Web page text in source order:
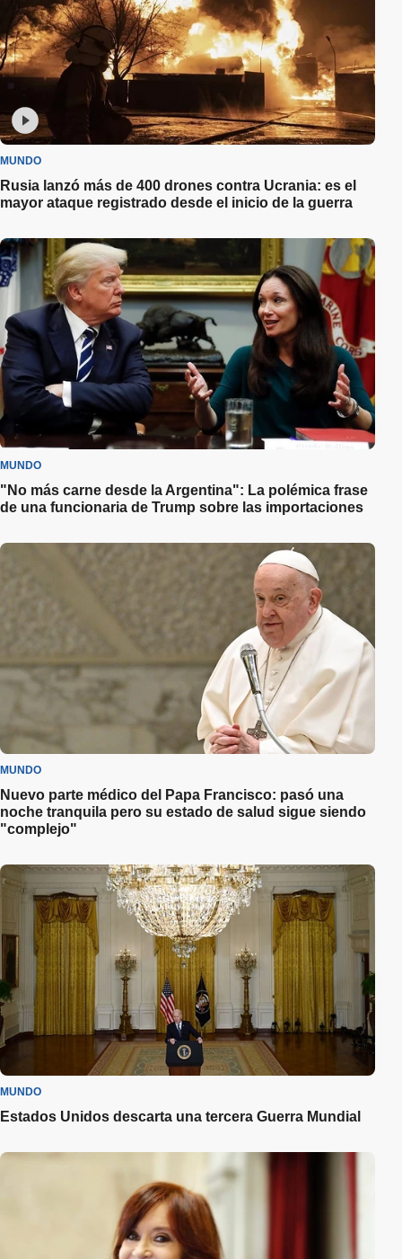
MUNDO
Rusia lanzó más de 400 drones contra Ucrania: es el
mayor ataque registrado desde el inicio de la guerra
MUNDO
"No más carne desde la Argentina": La polémica frase
de una funcionaria de Trump sobre las importaciones
MUNDO
Nuevo parte médico del Papa Francisco: pasó una
noche tranquila pero su estado de salud sigue siendo
"complejo"
MUNDO
Estados Unidos descarta una tercera Guerra Mundial